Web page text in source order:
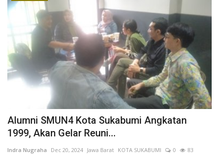
Informasi Journalism
Olahraga
Kesehatan
Layanan Publik
Perempuan/Anak
Alumni SMUN4 Kota Sukabumi Angkatan
1999, Akan Gelar Reuni...
Indra Nugraha Dec 20, 2024 Jawa Barat KOTA SUKABUMI 0
83